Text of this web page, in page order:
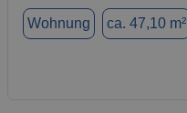
Wohnung ca. 47,10 m²